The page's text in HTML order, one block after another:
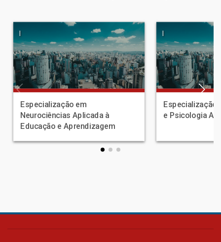
|
Especialização em
Neurociências Aplicada à
Educação e Aprendizagem
|
Especialização
e Psicologia